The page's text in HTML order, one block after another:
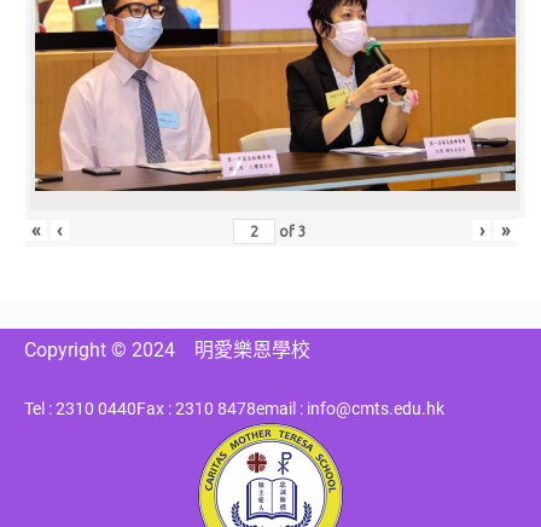
« ‹ of3 › »
Copyright © 2024 明愛樂恩學校
Tel : 2310 0440Fax : 2310 8478email : info@cmts.edu.hk